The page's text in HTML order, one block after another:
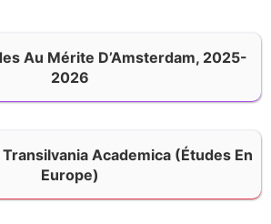
Au Mérite D’Amsterdam, 2025-
2026
Transilvania Academica (Études En
Europe)